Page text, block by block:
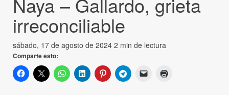
irreconciliable
sábado, 17 de agosto de 2024 2 min de lectura
Comparte esto: